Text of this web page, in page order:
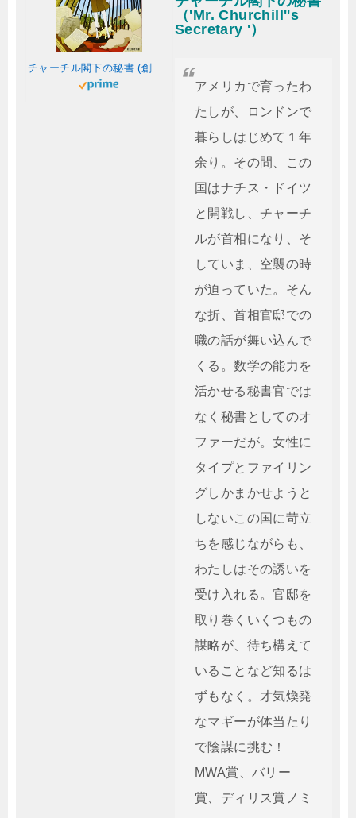
チャーチル閣下の秘書 (創元推理文庫)
（'Mr. Churchill''s
Secretary '）
アメリカで育ったわ
たしが、ロンドンで
暮らしはじめて１年
余り。その間、この
国はナチス・ドイツ
と開戦し、チャーチ
ルが首相になり、そ
していま、空襲の時
が迫っていた。そん
な折、首相官邸での
職の話が舞い込んで
くる。数学の能力を
活かせる秘書官では
なく秘書としてのオ
ファーだが。女性に
タイプとファイリン
グしかまかせようと
しないこの国に苛立
ちを感じながらも、
わたしはその誘いを
受け入れる。官邸を
取り巻くいくつもの
謀略が、待ち構えて
いることなど知るは
ずもなく。才気煥発
なマギーが体当たり
で陰謀に挑む！
MWA賞、バリー
賞、ディリス賞ノミ